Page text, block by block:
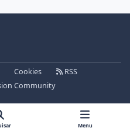
Cookies
RSS
Community
Menu